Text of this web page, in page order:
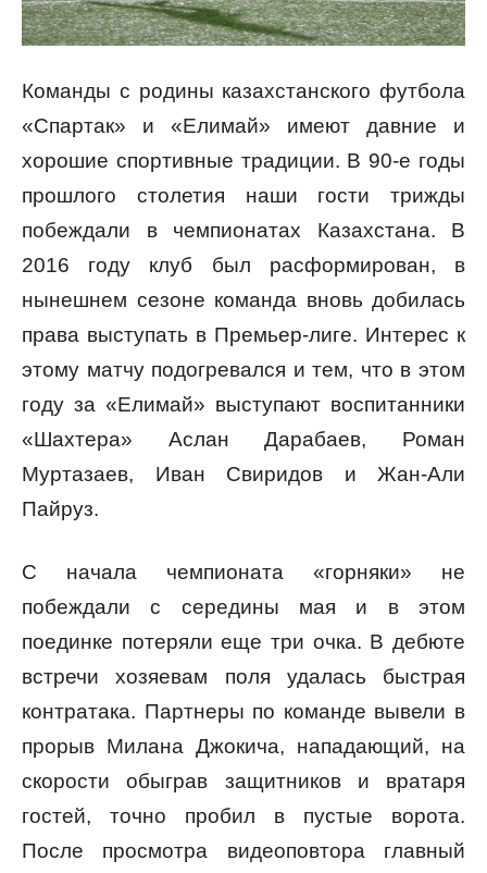
Команды с родины казахстанского футбола
«Спартак» и «Елимай» имеют давние и
хорошие спортивные традиции. В 90-е годы
прошлого столетия наши гости трижды
побеждали в чемпионатах Казахстана. В
2016 году клуб был расформирован, в
нынешнем сезоне команда вновь добилась
права выступать в Премьер-лиге. Интерес к
этому матчу подогревался и тем, что в этом
году за «Елимай» выступают воспитанники
«Шахтера» Аслан Дарабаев, Роман
Муртазаев, Иван Свиридов и Жан-Али
Пайруз.
С начала чемпионата «горняки» не
побеждали с середины мая и в этом
поединке потеряли еще три очка. В дебюте
встречи хозяевам поля удалась быстрая
контратака. Партнеры по команде вывели в
прорыв Милана Джокича, нападающий, на
скорости обыграв защитников и вратаря
гостей, точно пробил в пустые ворота.
После просмотра видеоповтора главный